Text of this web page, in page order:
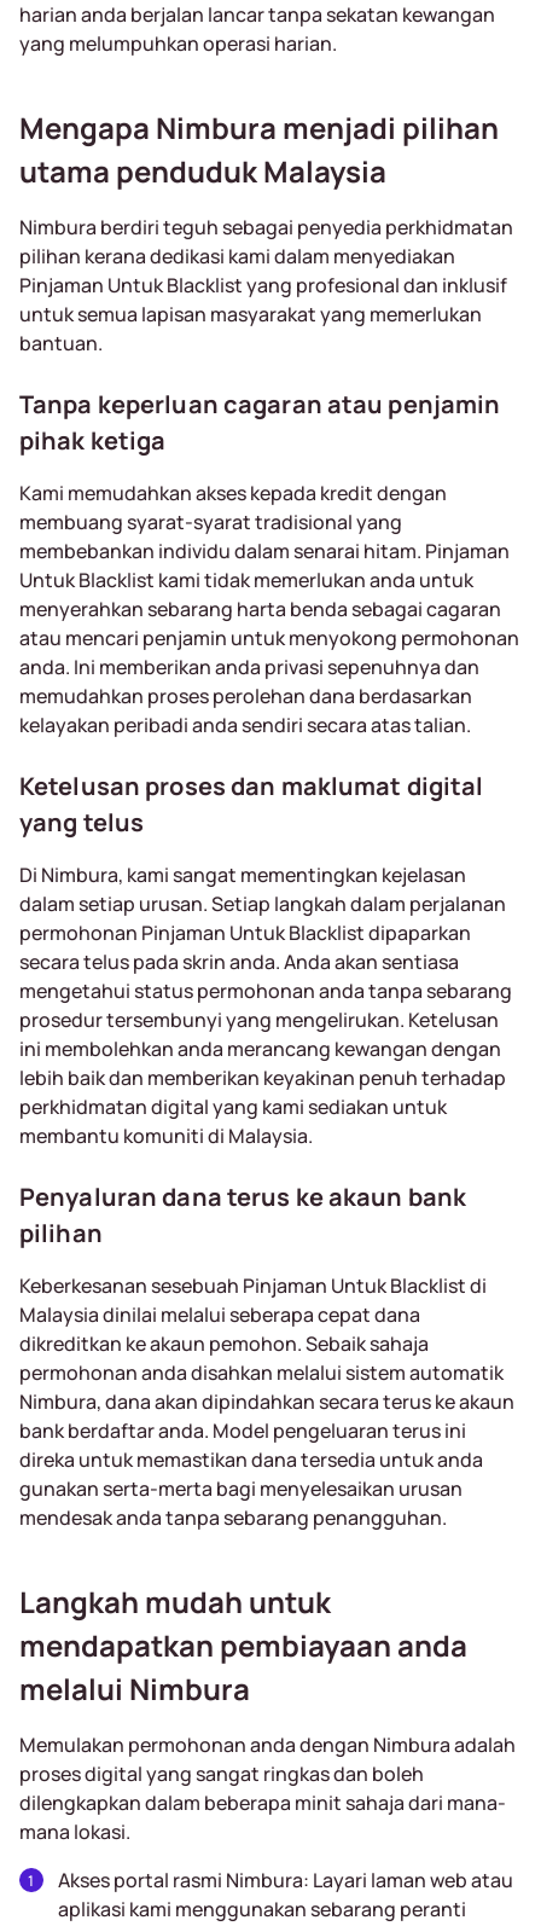
harian anda berjalan lancar tanpa sekatan kewangan
yang melumpuhkan operasi harian.
Mengapa Nimbura menjadi pilihan
utama penduduk Malaysia
Nimbura berdiri teguh sebagai penyedia perkhidmatan
pilihan kerana dedikasi kami dalam menyediakan
Pinjaman Untuk Blacklist yang profesional dan inklusif
untuk semua lapisan masyarakat yang memerlukan
bantuan.
Tanpa keperluan cagaran atau penjamin
pihak ketiga
Kami memudahkan akses kepada kredit dengan
membuang syarat-syarat tradisional yang
membebankan individu dalam senarai hitam. Pinjaman
Untuk Blacklist kami tidak memerlukan anda untuk
menyerahkan sebarang harta benda sebagai cagaran
atau mencari penjamin untuk menyokong permohonan
anda. Ini memberikan anda privasi sepenuhnya dan
memudahkan proses perolehan dana berdasarkan
kelayakan peribadi anda sendiri secara atas talian.
Ketelusan proses dan maklumat digital
yang telus
Di Nimbura, kami sangat mementingkan kejelasan
dalam setiap urusan. Setiap langkah dalam perjalanan
permohonan Pinjaman Untuk Blacklist dipaparkan
secara telus pada skrin anda. Anda akan sentiasa
mengetahui status permohonan anda tanpa sebarang
prosedur tersembunyi yang mengelirukan. Ketelusan
ini membolehkan anda merancang kewangan dengan
lebih baik dan memberikan keyakinan penuh terhadap
perkhidmatan digital yang kami sediakan untuk
membantu komuniti di Malaysia.
Penyaluran dana terus ke akaun bank
pilihan
Keberkesanan sesebuah Pinjaman Untuk Blacklist di
Malaysia dinilai melalui seberapa cepat dana
dikreditkan ke akaun pemohon. Sebaik sahaja
permohonan anda disahkan melalui sistem automatik
Nimbura, dana akan dipindahkan secara terus ke akaun
bank berdaftar anda. Model pengeluaran terus ini
direka untuk memastikan dana tersedia untuk anda
gunakan serta-merta bagi menyelesaikan urusan
mendesak anda tanpa sebarang penangguhan.
Langkah mudah untuk
mendapatkan pembiayaan anda
melalui Nimbura
Memulakan permohonan anda dengan Nimbura adalah
proses digital yang sangat ringkas dan boleh
dilengkapkan dalam beberapa minit sahaja dari mana-
mana lokasi.
Akses portal rasmi Nimbura: Layari laman web atau
aplikasi kami menggunakan sebarang peranti